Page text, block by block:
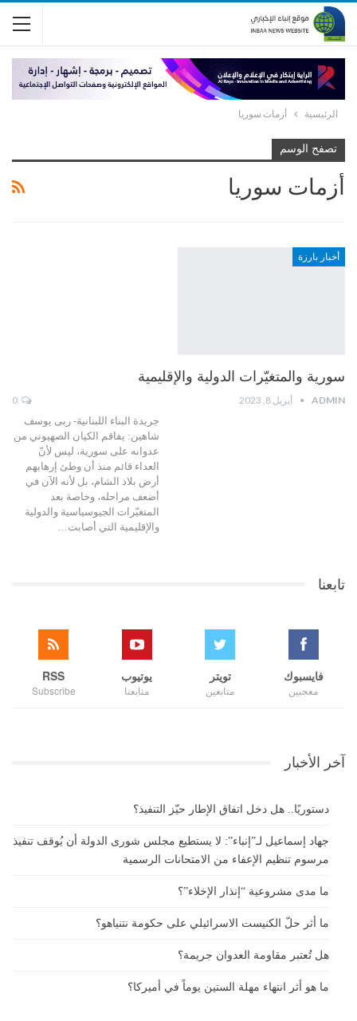
الرئيسية أزمات سوريا
تصفح الوسم
أزمات سوريا
أخبار بارزة
سورية والمتغيّرات الدولية والإقليمية
ADMIN أبريل 8, 2023
جريدة البناء اللبنانية- ربى يوسف
شاهين: يفاقم الكيان الصهيوني من
عدوانه على سورية، ليس لأنّ
العداء قائم منذ أن وطئ إرهابهم
أرض بلاد الشام، بل لأنه الآن في
أضعف مراحله، وخاصة بعد
المتغيّرات الجيوسياسية والدولية
والإقليمية التي أصابت…
تابعنا
فايسبوك
معجبين
تويتر
متابعين
يوتيوب
متابعنا
RSS
Subscribe
آخر الأخبار
دستوريًا.. هل دخل اتفاق الإطار حيّز التنفيذ؟
جهاد إسماعيل لـ”إنباء”: لا يستطيع مجلس شورى الدولة أن يُوقف تنفيذ
مرسوم تنظيم الإعفاء من الامتحانات الرسمية
ما مدى مشروعية “إنذار الإخلاء”؟
ما أثر حلّ الكنيست الاسرائيلي على حكومة نتنياهو؟
هل تُعتبر مقاومة العدوان جريمة؟
ما هو أثر انتهاء مهلة الستين يوماً في أميركا؟